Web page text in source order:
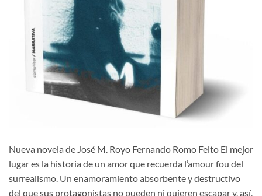
Nueva novela de José M. Royo Fernando Romo Feito El mejor
lugar es la historia de un amor que recuerda l’amour fou del
surrealismo. Un enamoramiento absorbente y destructivo
del que sus protagonistas no pueden ni quieren escapar y, así,